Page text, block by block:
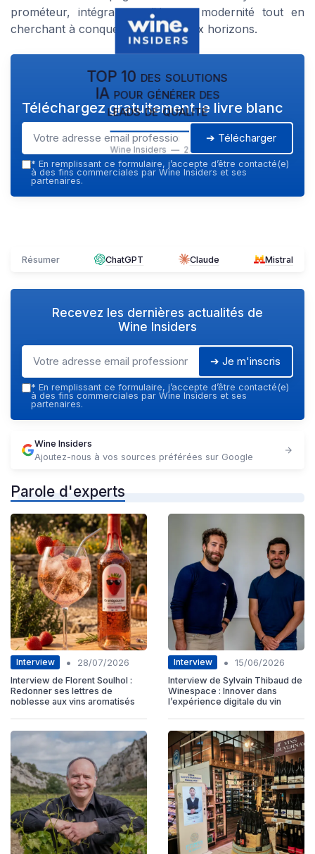
prométeur, intégrant tradition et modernité tout en
cherchant à conquérir de nouveaux horizons.
TOP 10 des solutions
IA pour générer des
leads de qualité
Wine Insiders — 2026
Téléchargez gratuitement le livre blanc
➔ Télécharger
* En remplissant ce formulaire, j’accepte d’être contacté(e)
à des fins commerciales par Wine Insiders et ses
partenaires.
Résumer ChatGPT Claude Mistral
Recevez les dernières actualités de
Wine Insiders
➔ Je m'inscris
* En remplissant ce formulaire, j’accepte d’être contacté(e)
à des fins commerciales par Wine Insiders et ses
partenaires.
Wine Insiders
Ajoutez-nous à vos sources préférées sur Google
Parole d'experts
Interview •
28/07/2026
Interview de Florent Soulhol :
Redonner ses lettres de
noblesse aux vins aromatisés
Interview •
15/06/2026
Interview de Sylvain Thibaud de
Winespace : Innover dans
l’expérience digitale du vin